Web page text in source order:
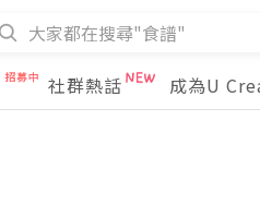
社群熱話 成為U